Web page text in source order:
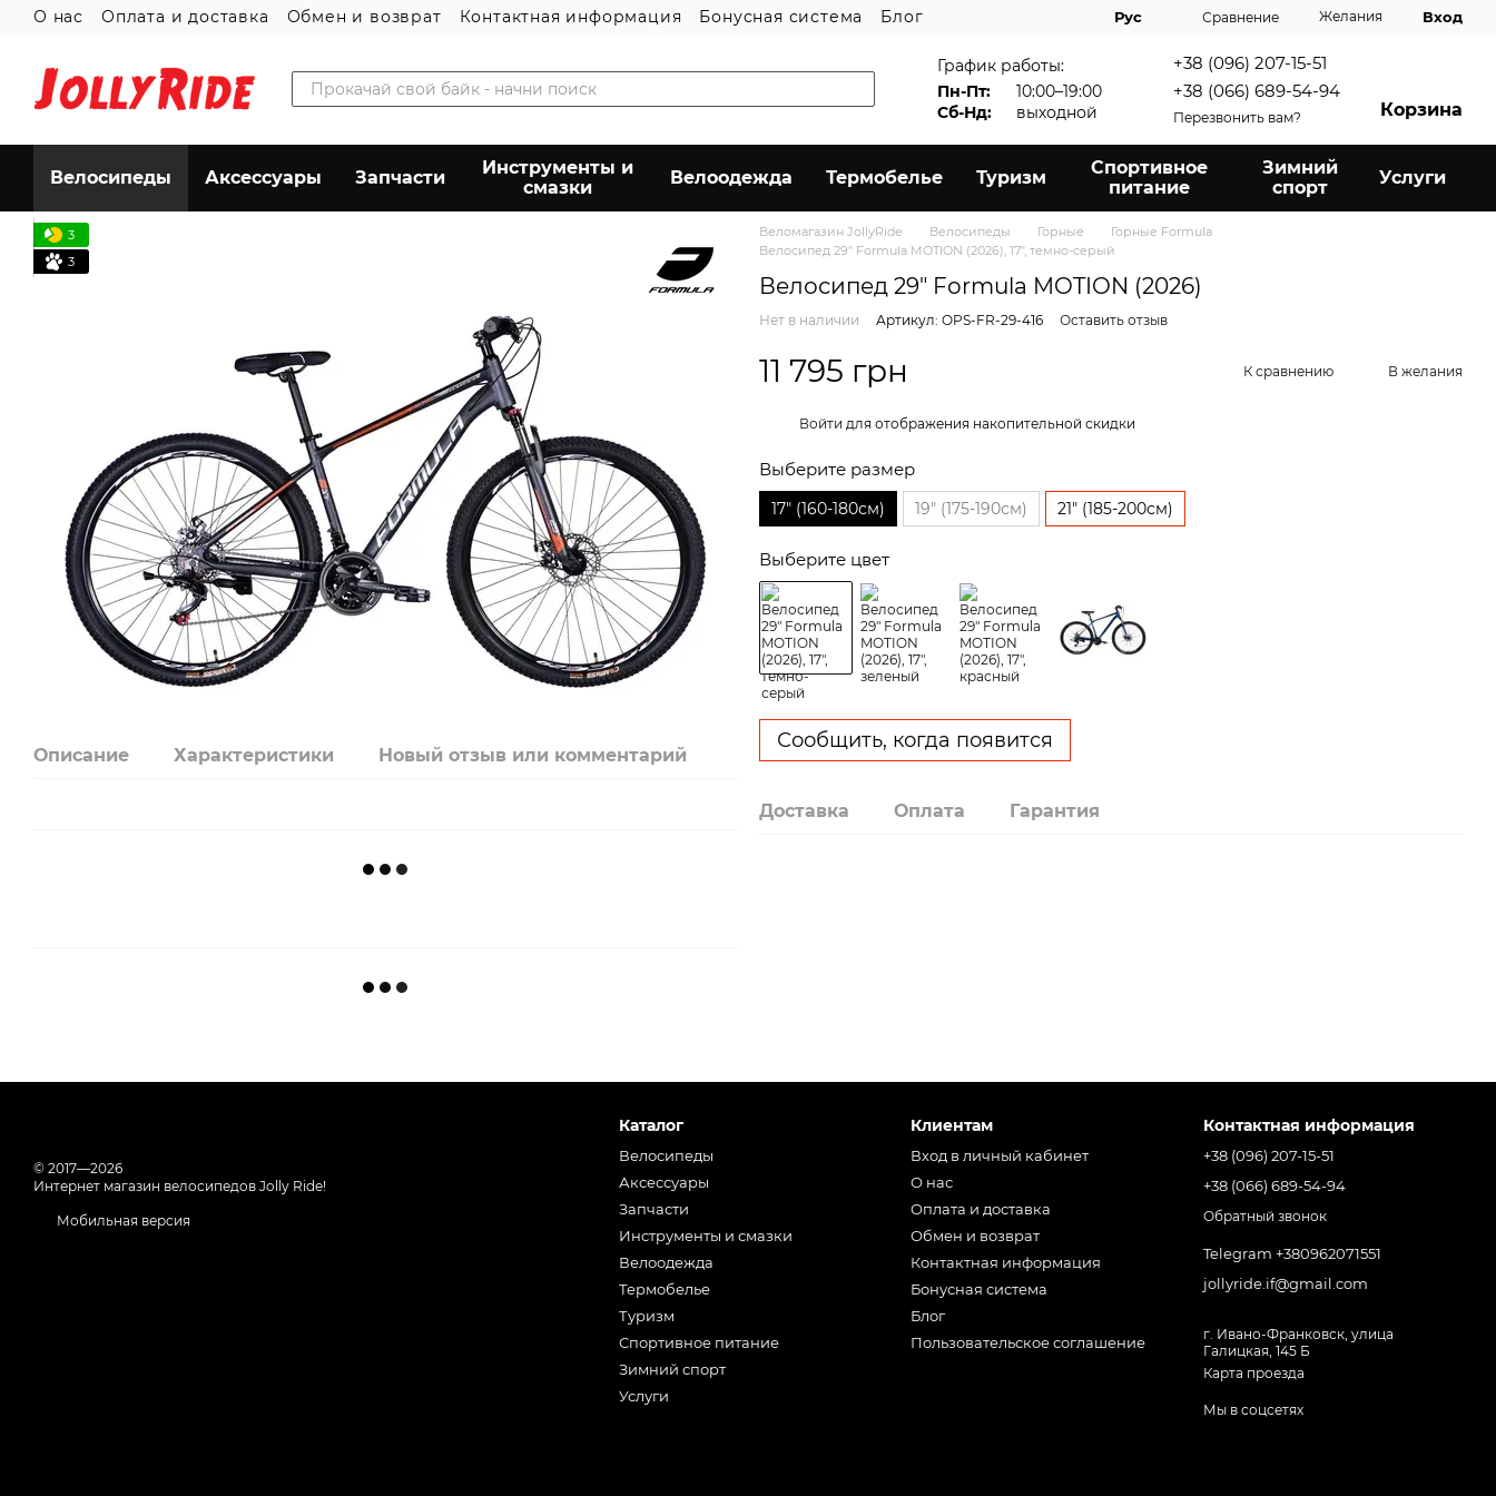
Перейти к основному контенту
О нас Оплата и доставка Обмен и возврат Контактная информация Бонусная система
Блог
Рус Сравнение Желания Вход
График работы:
Пн-Пт:
10:00–19:00
Сб-Нд:
выходной
+38 (096) 207-15-51
+38 (066) 689-54-94
Перезвонить вам? Корзина
Велосипеды Аксессуары Запчасти
Инструменты и
смазки
Велоодежда Термобелье Туризм
Спортивное
питание
Зимний
спорт
Услуги
3
3
Описание Характеристики Новый отзыв или комментарий
Веломагазин JollyRide Велосипеды Горные
Горные Formula
Велосипед 29" Formula MOTION (2026), 17", темно-серый
Велосипед 29" Formula MOTION (2026)
Нет в наличии Артикул: OPS-FR-29-416 Оставить отзыв
11 795 грн К сравнению В желания
Войти для отображения накопительной скидки
Выберите размер
17″ (160-180см) 19″ (175-190см) 21″ (185-200см)
Выберите цвет
Сообщить, когда появится
Доставка Оплата Гарантия
© 2017—2026
Интернет магазин велосипедов Jolly Ride!
Мобильная версия
Каталог
Велосипеды
Аксессуары
Запчасти
Инструменты и смазки
Велоодежда
Термобелье
Туризм
Спортивное питание
Зимний спорт
Услуги
Клиентам
Вход в личный кабинет
О нас
Оплата и доставка
Обмен и возврат
Контактная информация
Бонусная система
Блог
Пользовательское соглашение
Контактная информация
+38 (096) 207-15-51
+38 (066) 689-54-94
Обратный звонок
Telegram +380962071551
jollyride.if@gmail.com
г. Ивано-Франковск, улица
Галицкая, 145 Б
Карта проезда
Мы в соцсетях